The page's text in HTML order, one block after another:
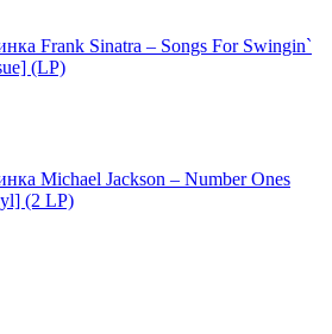
Frank Sinatra – Songs For Swingin`
(LP)
Michael Jackson – Number Ones
(2 LP)